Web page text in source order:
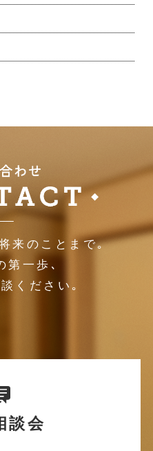
来のことまで｡
第一歩､
ください｡
談会